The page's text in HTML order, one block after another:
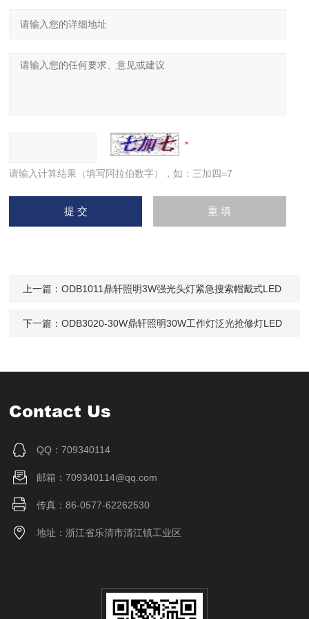
请输入计算结果（填写阿拉伯数字），如：三加四=7
上一篇：ODB1011鼎轩照明3W强光头灯紧急搜索帽戴式LED
下一篇：ODB3020-30W鼎轩照明30W工作灯泛光抢修灯LED
Contact Us
QQ：709340114
邮箱：709340114@qq.com
传真：86-0577-62262530
地址：浙江省乐清市清江镇工业区